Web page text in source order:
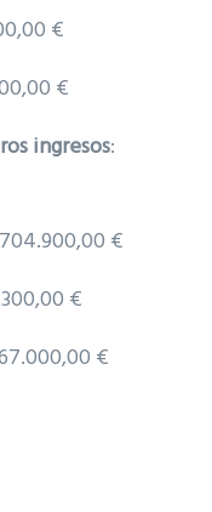
€
€
ingresos:
€
€
€